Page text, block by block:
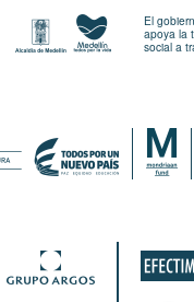
El
apoya la
social a